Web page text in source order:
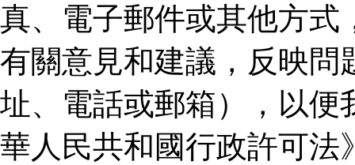
真、電子郵件或其他方式
有關意見和建議，反映問
址、電話或郵箱），以便
華人民共和國行政許可法